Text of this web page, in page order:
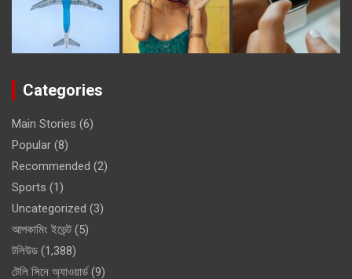
Categories
Main Stories (6)
Popular (8)
Recommended (2)
Sports (1)
Uncategorized (3)
আপকামিং ইভেন্ট (5)
টলিউড (1,388)
টেলি সিনে অ্যাওয়ার্ড (9)